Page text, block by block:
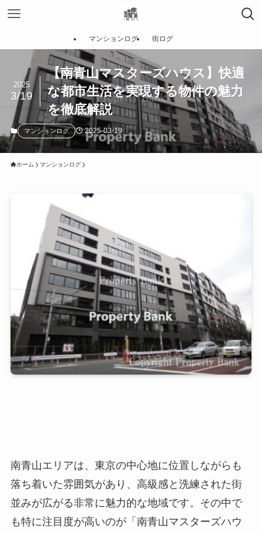
マンションログ 街ログ
【南青山マスターズハウス】快適
な都市生活を実現する物件の魅力
を徹底解説
2025
3/19
マンションログ 2025-03-19
ホーム マンションログ
南青山エリアは、東京の中心地に位置しながらも
落ち着いた雰囲気があり、高級感と洗練された街
並みが広がる非常に魅力的な地域です。その中で
も特に注目度が高いのが「南青山マスターズハウ